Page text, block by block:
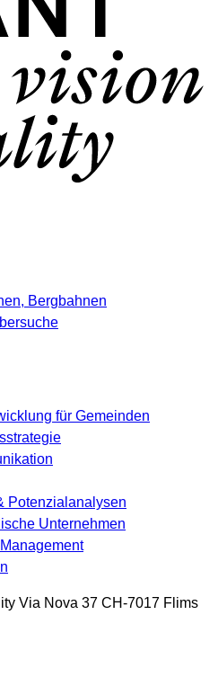
Bergbahnen
für Gemeinden
Potenzialanalysen
Unternehmen
Via Nova 37 CH-7017 Flims